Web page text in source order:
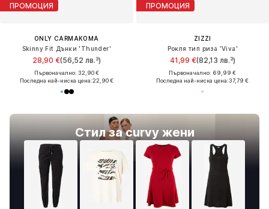
ПРОМОЦИЯ
ONLY CARMAKOMA
Skinny Fit Дънки 'Thunder'
28,90 €(56,52 лв.³)
Първоначално: 32,90 €
Последна най-ниска цена:22,90 €
ПРОМОЦИЯ
ZIZZI
Рокля тип риза 'Viva'
41,99 €(82,13 лв.³)
Първоначално: 69,99 €
Последна най-ниска цена:37,79 €
Стил за curvy жени